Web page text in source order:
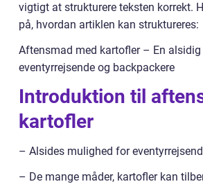
vigtigt at strukturere teksten korrekt.
på, hvordan artiklen kan struktureres:
Aftensmad med kartofler – En
eventyrrejsende og backpackere
Introduktion til
kartofler
– Alsides mulighed for
– De mange måder, kartofler kan